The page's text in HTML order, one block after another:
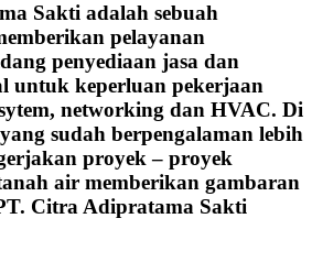
Sakti adalah sebuah
pelayanan
penyediaan jasa dan
untuk keperluan pekerjaan
networking dan HVAC. Di
sudah berpengalaman lebih
proyek – proyek
air memberikan gambaran
Citra Adipratama Sakti